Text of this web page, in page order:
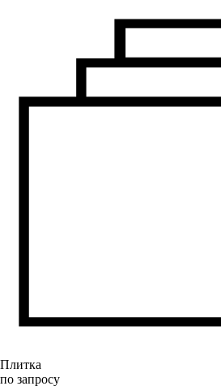
Плитка
по запросу